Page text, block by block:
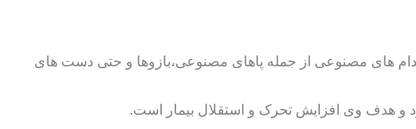
های مصنوعی از جمله پاهای مصنوعی،بازوها و حتی دست های
و هدف وی افزایش تحرک و استقلال بیمار است.